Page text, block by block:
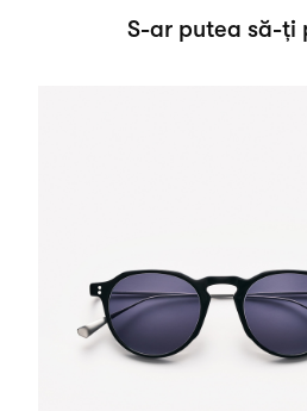
S-ar putea să-ți